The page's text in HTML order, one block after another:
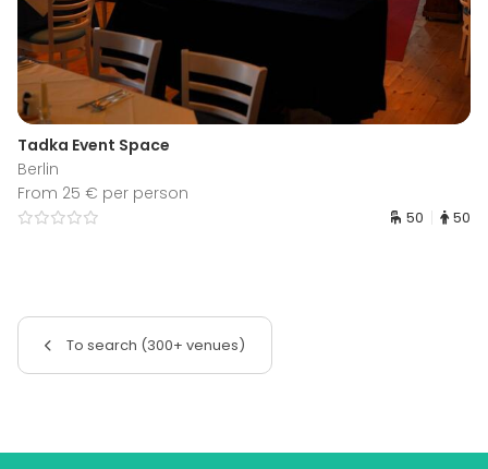
Tadka Event Space
Berlin
From 25 € per person
50 50
To search (300+ venues)